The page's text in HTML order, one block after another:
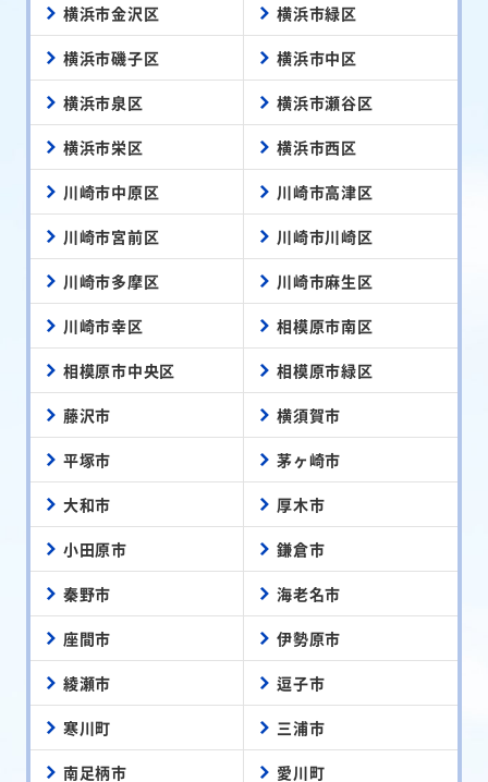
横浜市金沢区 横浜市緑区
横浜市磯子区 横浜市中区
横浜市泉区 横浜市瀬谷区
横浜市栄区 横浜市西区
川崎市中原区 川崎市高津区
川崎市宮前区 川崎市川崎区
川崎市多摩区 川崎市麻生区
川崎市幸区 相模原市南区
相模原市中央区 相模原市緑区
藤沢市 横須賀市
平塚市 茅ヶ崎市
大和市 厚木市
小田原市 鎌倉市
秦野市 海老名市
座間市 伊勢原市
綾瀬市 逗子市
寒川町 三浦市
南足柄市 愛川町